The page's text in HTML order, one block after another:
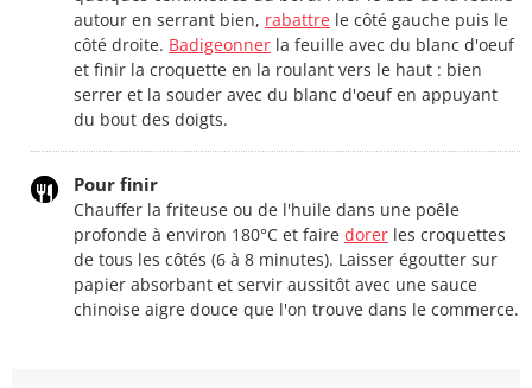
autour en serrant bien, rabattre le côté gauche puis le
côté droite. Badigeonner la feuille avec du blanc d'oeuf
et finir la croquette en la roulant vers le haut : bien
serrer et la souder avec du blanc d'oeuf en appuyant
du bout des doigts.
Pour finir
Chauffer la friteuse ou de l'huile dans une poêle
profonde à environ 180°C et faire dorer les croquettes
de tous les côtés (6 à 8 minutes). Laisser égoutter sur
papier absorbant et servir aussitôt avec une sauce
chinoise aigre douce que l'on trouve dans le commerce.